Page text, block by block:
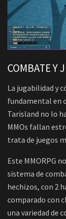
COMBATE Y
La jugabilidad y
fundamental en
Tarisland no lo
MMOs fallan
trata de juegos
Este MMORPG
sistema de
hechizos, con 2
comparado con
una variedad de